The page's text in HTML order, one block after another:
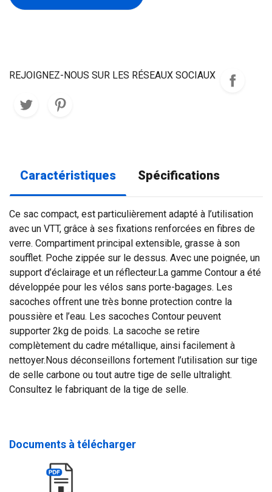
REJOIGNEZ-NOUS SUR LES RÉSEAUX SOCIAUX
Caractéristiques Spécifications
Ce sac compact, est particulièrement adapté à l’utilisation
avec un VTT, grâce à ses fixations renforcées en fibres de
verre. Compartiment principal extensible, grasse à son
soufflet. Poche zippée sur le dessus. Avec une poignée, un
support d’éclairage et un réflecteur.La gamme Contour a été
développée pour les vélos sans porte-bagages. Les
sacoches offrent une très bonne protection contre la
poussière et l’eau. Les sacoches Contour peuvent
supporter 2kg de poids. La sacoche se retire
complètement du cadre métallique, ainsi facilement à
nettoyer.Nous déconseillons fortement l’utilisation sur tige
de selle carbone ou tout autre tige de selle ultralight.
Consultez le fabriquant de la tige de selle.
Documents à télécharger